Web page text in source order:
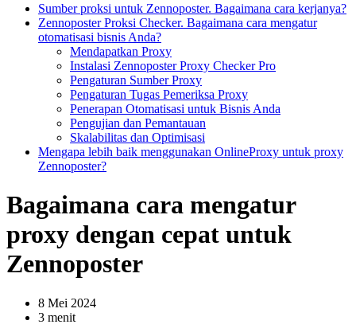
Sumber proksi untuk Zennoposter. Bagaimana cara kerjanya?
Zennoposter Proksi Checker. Bagaimana cara mengatur
otomatisasi bisnis Anda?
Mendapatkan Proxy
Instalasi Zennoposter Proxy Checker Pro
Pengaturan Sumber Proxy
Pengaturan Tugas Pemeriksa Proxy
Penerapan Otomatisasi untuk Bisnis Anda
Pengujian dan Pemantauan
Skalabilitas dan Optimisasi
Mengapa lebih baik menggunakan OnlineProxy untuk proxy
Zennoposter?
Bagaimana cara mengatur
proxy dengan cepat untuk
Zennoposter
8 Mei 2024
3 menit